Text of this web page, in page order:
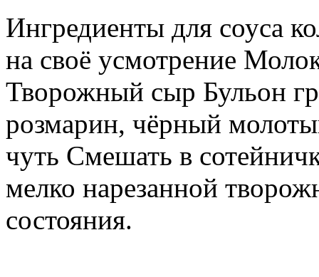
Ингредиенты для соуса
на своё усмотрение
Творожный сыр Бульон
розмарин, чёрный
чуть Смешать в
мелко нарезанной
состояния.